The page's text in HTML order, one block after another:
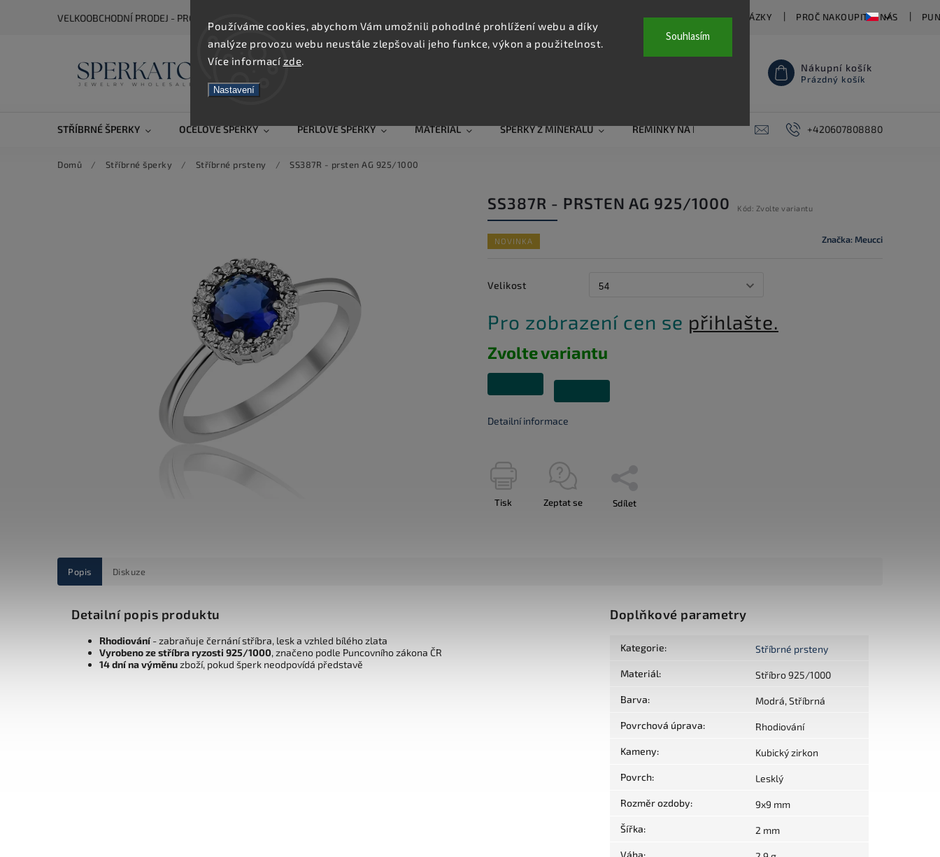
Používáme cookies, abychom Vám umožnili pohodlné prohlížení webu a díky
analýze provozu webu neustále zlepšovali jeho funkce, výkon a použitelnost.
Více informací zde.
Nastavení
Souhlasím
VELKOOBCHODNÍ PRODEJ - PRO ZOBRAZENÍ CEN SE REGISTRUJTE ČASTO KLADENÉ OTÁZKY PROČ NAKOUPIT U NÁS
Nákupní košík
Prázdný košík
STŘÍBRNÉ ŠPERKY OCELOVÉ ŠPERKY PERLOVÉ ŠPERKY MATERIÁL ŠPERKY Z MINERÁLŮ ŘEMÍNKY NA HODINKY AKCE PIERCING
+420607808880
Domů / Stříbrné šperky / Stříbrné prsteny / SS387R - prsten AG 925/1000
SS387R - PRSTEN AG 925/1000 Kód: Zvolte variantu
NOVINKA Značka: Meucci
Velikost
Pro zobrazení cen se přihlašte.
Zvolte variantu
Detailní informace
Tisk Zeptat se Sdílet
Popis Diskuze
Detailní popis produktu
Rhodiování- zabraňuje černání stříbra, lesk a vzhled bílého zlata
Vyrobeno ze stříbra ryzosti 925/1000, značeno podle Puncovního zákona ČR
14 dní na výměnuzboží, pokud šperk neodpovídá představě
Doplňkové parametry
Kategorie: Stříbrné prsteny
Materiál: Stříbro 925/1000
Barva: Modrá, Stříbrná
Povrchová úprava: Rhodiování
Kameny: Kubický zirkon
Povrch: Lesklý
Rozměr ozdoby: 9x9 mm
Šířka: 2 mm